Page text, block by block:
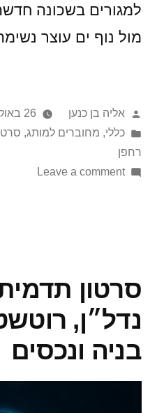
למגורים בשכונה
מול נוף ים עוצר
אליה בן כנען
26 באוקטובר 2020
כללי, מחוברים למותג,
רחפן
Leave a comment
סרטון
נדל״ן,
בניה ונכסים